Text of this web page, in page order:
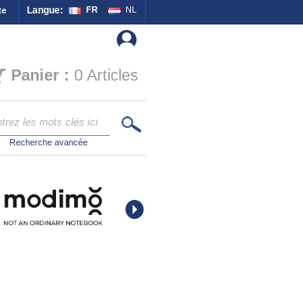
Langue: FR NL
Panier : 0 Articles
Recherche avancée